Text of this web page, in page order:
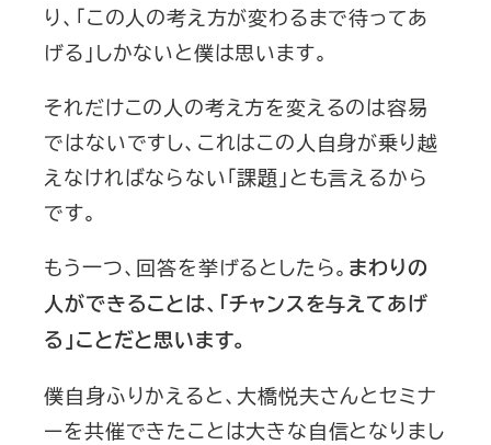
り、「この人の考え方が変わるまで待ってあ
げる」しかないと僕は思います。
それだけこの人の考え方を変えるのは容易
ではないですし、これはこの人自身が乗り越
えなければならない「課題」とも言えるから
です。
もう一つ、回答を挙げるとしたら。 まわりの
人ができることは、「チャンスを与えてあげ
る」ことだと思います。
僕自身ふりかえると、大橋悦夫さんとセミナ
ーを共催できたことは大きな自信となりまし